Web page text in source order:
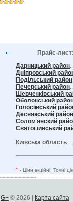
Прайс-лист:
Дарницький район
Дніпровський
Подільський район
Печерський район
Шевченківський
Оболонський район
Голосіївський
Деснянський район
Солом'янский
Святошинський
Київська область
* - Ціни акційні. Точні
G+ © 2026 | Карта сайта